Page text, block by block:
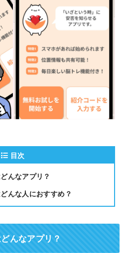
目次
んなアプリ？
んな人におすすめ？
んなアプリ？